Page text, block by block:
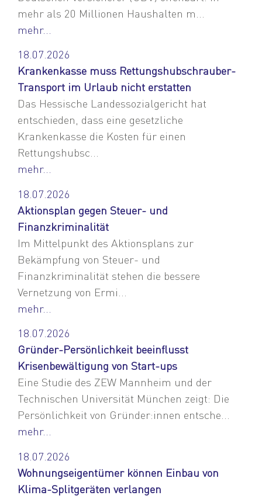
mehr als 20 Millionen Haushalten m...
mehr...
18.07.2026
Krankenkasse muss Rettungshubschrauber-
Transport im Urlaub nicht erstatten
Das Hessische Landessozialgericht hat
entschieden, dass eine gesetzliche
Krankenkasse die Kosten für einen
Rettungshubsc...
mehr...
18.07.2026
Aktionsplan gegen Steuer- und
Finanzkriminalität
Im Mittelpunkt des Aktionsplans zur
Bekämpfung von Steuer- und
Finanzkriminalität stehen die bessere
Vernetzung von Ermi...
mehr...
18.07.2026
Gründer-Persönlichkeit beeinflusst
Krisenbewältigung von Start-ups
Eine Studie des ZEW Mannheim und der
Technischen Universität München zeigt: Die
Persönlichkeit von Gründer:innen entsche...
mehr...
18.07.2026
Wohnungseigentümer können Einbau von
Klima-Splitgeräten verlangen